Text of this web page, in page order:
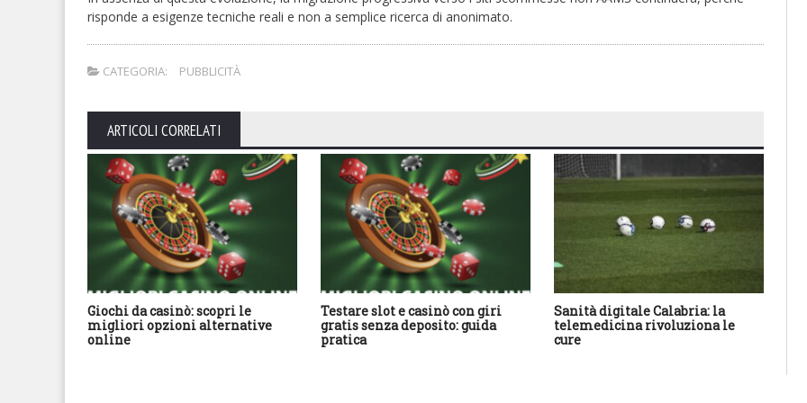
risponde a esigenze tecniche reali e non a semplice ricerca di anonimato.
CATEGORIA: PUBBLICITÀ
ARTICOLI CORRELATI
Giochi da casinò: scopri le
migliori opzioni alternative
online
Testare slot e casinò con giri
gratis senza deposito: guida
pratica
Sanità digitale Calabria: la
telemedicina rivoluziona le
cure